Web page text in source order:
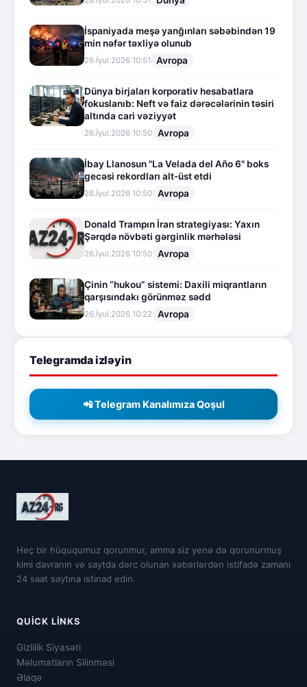
İspaniyada meşə yanğınları səbəbindən 19
min nəfər təxliyə olunub
26.İyul.2026 10:51 Avropa
Dünya birjaları korporativ hesabatlara
fokuslanıb: Neft və faiz dərəcələrinin təsiri
altında cari vəziyyət
26.İyul.2026 10:50 Avropa
İbay Llanosun "La Velada del Año 6" boks
gecəsi rekordları alt-üst etdi
26.İyul.2026 10:50 Avropa
Donald Trampın İran strategiyası: Yaxın
Şərqdə növbəti gərginlik mərhələsi
26.İyul.2026 10:50 Avropa
Çinin “hukou” sistemi: Daxili miqrantların
qarşısındakı görünməz sədd
26.İyul.2026 10:22 Avropa
Telegramda izləyin
📲 Telegram Kanalımıza Qoşul
Heç bir hüququmuz qorunmur, amma siz yenə də qorunurmuş
kimi davranın və saytda dərc olunan xəbərlərdən istifadə zamanı
24 saat saytına istinad edin.
QUICK LINKS
Gizlilik Siyasəti
Məlumatların Silinməsi
Əlaqə